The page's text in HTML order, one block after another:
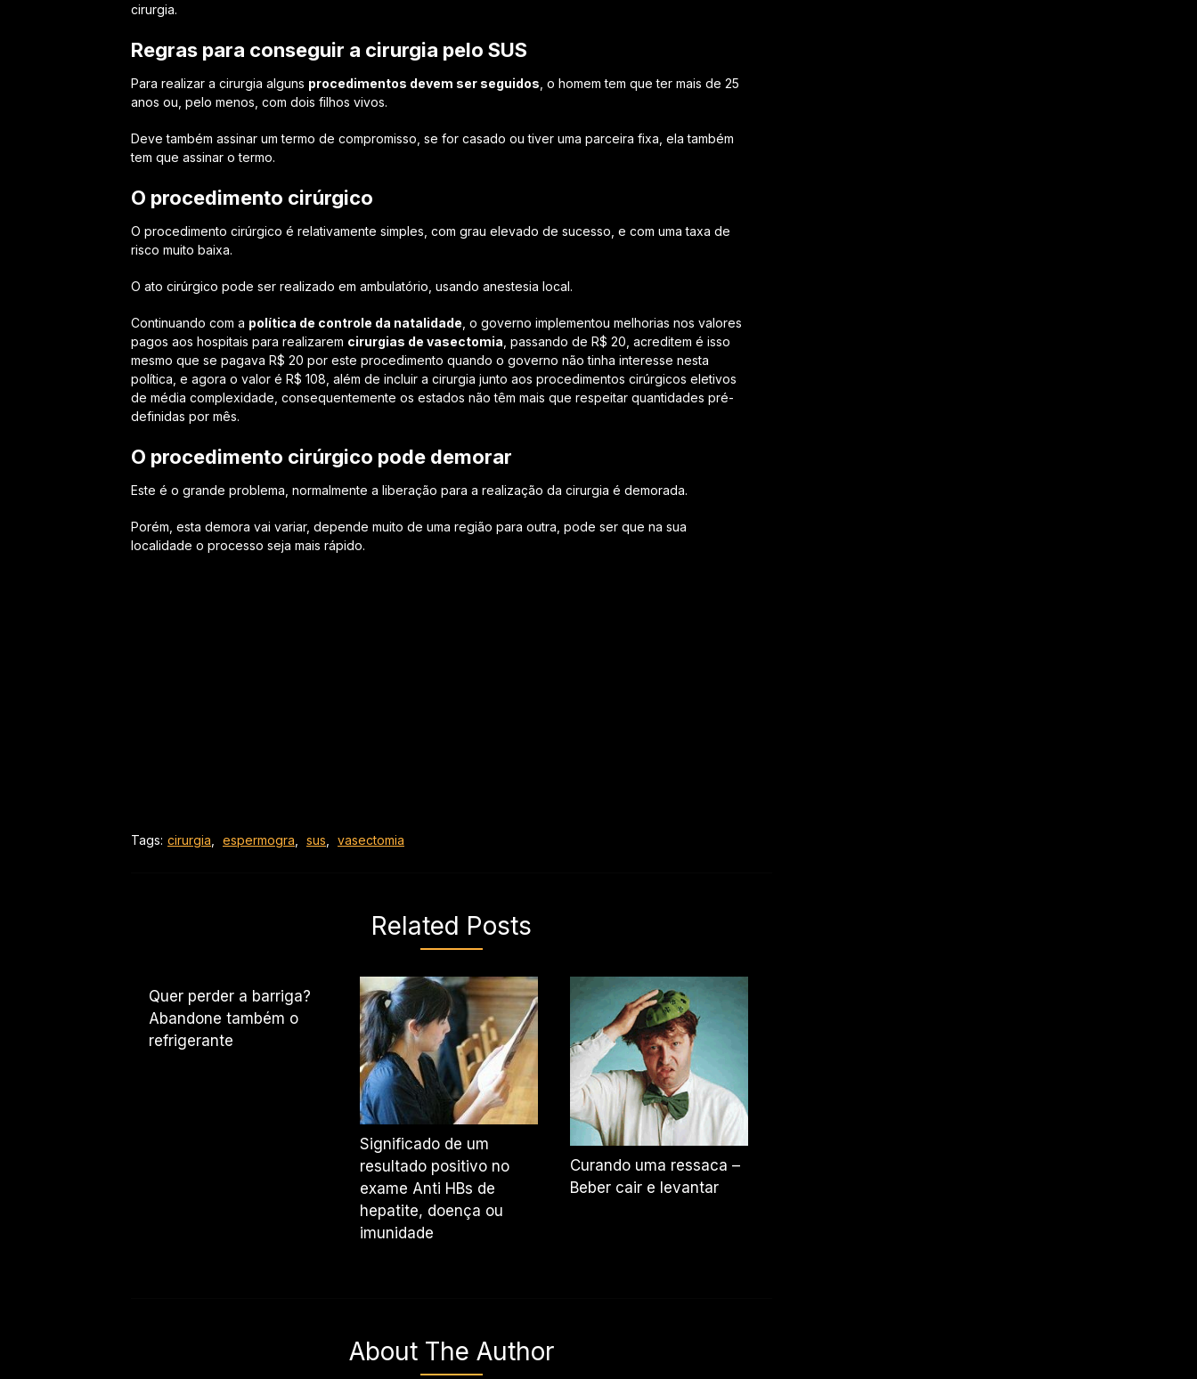
cirurgia.
Regras para conseguir a cirurgia pelo SUS
Para realizar a cirurgia alguns procedimentos devem ser seguidos, o homem tem que ter mais de 25
anos ou, pelo menos, com dois filhos vivos.
Deve também assinar um termo de compromisso, se for casado ou tiver uma parceira fixa, ela também
tem que assinar o termo.
O procedimento cirúrgico
O procedimento cirúrgico é relativamente simples, com grau elevado de sucesso, e com uma taxa de
risco muito baixa.
O ato cirúrgico pode ser realizado em ambulatório, usando anestesia local.
Continuando com a política de controle da natalidade, o governo implementou melhorias nos valores
pagos aos hospitais para realizarem cirurgias de vasectomia, passando de R$ 20, acreditem é isso
mesmo que se pagava R$ 20 por este procedimento quando o governo não tinha interesse nesta
política, e agora o valor é R$ 108, além de incluir a cirurgia junto aos procedimentos cirúrgicos eletivos
de média complexidade, consequentemente os estados não têm mais que respeitar quantidades pré-
definidas por mês.
O procedimento cirúrgico pode demorar
Este é o grande problema, normalmente a liberação para a realização da cirurgia é demorada.
Porém, esta demora vai variar, depende muito de uma região para outra, pode ser que na sua
localidade o processo seja mais rápido.
Tags: cirurgia, espermogra, sus, vasectomia
Related Posts
Quer perder a barriga?
Abandone também o
refrigerante
Significado de um
resultado positivo no
exame Anti HBs de
hepatite, doença ou
imunidade
Curando uma ressaca –
Beber cair e levantar
About The Author